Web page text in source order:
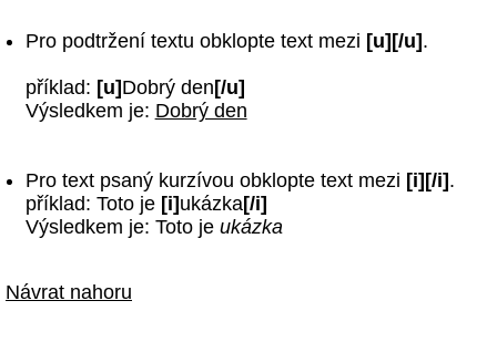
Pro podtržení textu obklopte text mezi [u][/u].
příklad: [u]Dobrý den[/u]
Výsledkem je: Dobrý den
Pro text psaný kurzívou obklopte text mezi [i][/i].
příklad: Toto je [i]ukázka[/i]
Výsledkem je: Toto je ukázka
Návrat nahoru